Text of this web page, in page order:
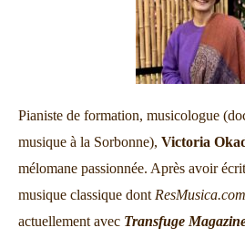
Pianiste de formation, musicologue
musique à la Sorbonne), Victoria
mélomane passionnée. Après avoir
musique classique dont ResMusica.com
actuellement avec Transfuge